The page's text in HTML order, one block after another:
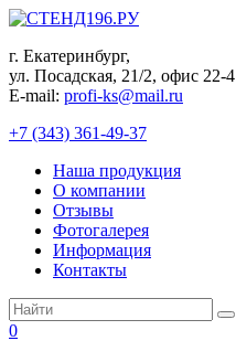
Перейти
контенту
г. Екатеринбург,
ул. Посадская, 21/2, офис 22-4
E-mail: profi-ks@mail.ru
+7 (343) 361-49-37
Наша продукция
О компании
Отзывы
Фотогалерея
Информация
Контакты
Поиск:
0